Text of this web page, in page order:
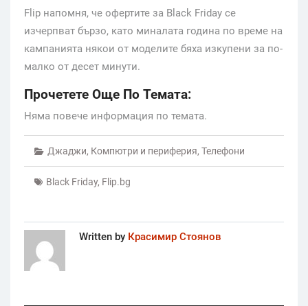
Flip напомня, че офертите за Black Friday се
изчерпват бързо, като миналата година по време на
кампанията някои от моделите бяха изкупени за по-
малко от десет минути.
Прочетете Още По Темата:
Няма повече информация по темата.
Джаджи, Компютри и периферия, Телефони
Black Friday, Flip.bg
Written by Красимир Стоянов